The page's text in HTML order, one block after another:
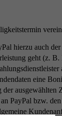
hierzu auch
geht (z.
eine
ausgewählten
PayPal bzw.